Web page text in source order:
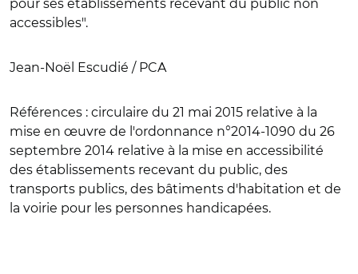
pour ses établissements recevant du public non
accessibles".
Jean-Noël Escudié / PCA
Références : circulaire du 21 mai 2015 relative à la
mise en œuvre de l'ordonnance n°2014-1090 du 26
septembre 2014 relative à la mise en accessibilité
des établissements recevant du public, des
transports publics, des bâtiments d'habitation et de
la voirie pour les personnes handicapées.